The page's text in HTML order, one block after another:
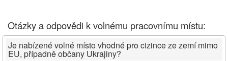
Otázky a odpovědi k volnému pracovnímu místu:
Je nabízené volné místo vhodné pro cizince ze zemí mimo
EU, případně občany Ukrajiny?